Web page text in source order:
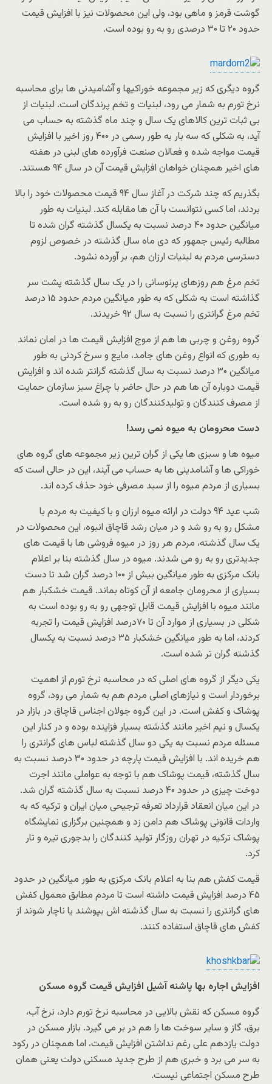
گوشت قرمز و ماهی بود، ولی این محصولات نیز با افزایش قیمت
حدود ۲۰ تا ۳۰ درصدی رو به رو بوده است.
گروه دیگری که زیر مجموعه خوراکیها و آشامیدنی ها برای محاسبه
نرخ تورم به شمار می رود، لبنیات و تخم پرندگان است. لبنیات از
بی ثبات ترین کالاهای یک سال و چند ماه گذشته به حساب می
آید، به شکلی که سه بار به طور رسمی در ۴۰۰ روز اخیر با افزایش
قیمت مواجه شده و فعالان صنعت فرآورده های لبنی در هفته
های اخیر همچنان خواهان افزایش قیمت آن در سال ۹۴ هستند.
بگذریم که چند شرکت در آغاز سال ۹۴ قیمت محصولات خود را بالا
بردند، اما کسی نتوانست با آن ها مقابله کند. لبنیات به طور
میانگین حدود ۴۰ درصد نسبت به یکسال گذشته گران شده تا
مطالبه رئیس جمهور که دی ماه سال گذشته در خصوص لزوم
دسترسی مردم به لبنیات ارزان هم، بر آورده نشود.
تخم مرغ هم روزهای پرنوسانی را در یک سال گذشته پشت سر
گذاشته است به شکلی که به طور میانگین مردم حدود ۱۵ درصد
تخم مرغ گرانتری را نسبت به سال ۹۲ خریدند.
گروه روغن و چربی ها هم از موج افزایش قیمت ها در امان نماند
به طوری که انواع روغن های جامد، مایع و سرخ کردنی به طور
میانگین ۳۰ درصد نسبت به سال گذشته گرانتر شده اند و افزایش
قیمت دوباره آن ها هم در حال حاضر با چراغ سبز سازمان حمایت
از مصرف کنندگان و تولیدکنندگان رو به رو شده است.
دست محرومان به میوه نمی رسد!
میوه ها و سبزی ها یکی از گران ترین زیر مجموعه های گروه های
خوراکی ها و آشامدینی ها به حساب می آیند، این در حالی است که
بسیاری از مردم میوه را از سبد مصرفی خود حذف کرده اند.
شب عید ۹۴ دولت در ارائه میوه ارزان و با کیفیت به مردم با
مشکل رو به رو شد و در میان رشد قاچاق انبوه، این محصولات در
یک سال گذشته، مردم هر روز در میوه فروشی ها با قیمت های
جدیدتری رو به رو می شدند. میوه در سال گذشته بنا بر اعلام
بانک مرکزی به طور میانگین بیش از ۱۰۰ درصد گران شد تا دست
بسیاری از محرومان جامعه از آن کوتاه بماند. قیمت خشکبار هم
مانند میوه با افزایش قیمت قابل توجهی رو به رو بوده است به
شکلی در بسیاری از موارد آن تا ۷۰درصد افزایش قیمت را تجربه
کردند، اما به طور میانگین خشکبار ۳۵ درصد نسبت به یکسال
گذشته گران تر شده است.
یکی دیگر از گروه های اصلی که در محاسبه نرخ تورم از اهمیت
برخوردار است و نیازهای اصلی مردم هم به شمار می رود، گروه
پوشاک و کفش است. در این گروه جولان اجناس قاچاق در بازار در
یکسال و نیم اخیر مانند گذشته بسیار فزاینده بوده و در کنار این
مسئله مردم نسبت به یکی دو سال گذشته لباس های گرانتری را
هم خریده اند. با افزایش قیمت پارچه در حدود ۳۰ درصد نسبت به
سال گذشته، قیمت پوشاک هم با توجه به عواملی مانند اجرت
دوخت چیزی در حدود ۴۰ درصد نسبت به سال گذشته گران شد.
در این میان انعقاد قرارداد تعرفه ترجیحی میان ایران و ترکیه که به
واردات قانونی پوشاک هم دامن زد و همچنین برگزاری نمایشگاه
پوشاک ترکیه در تهران روزگار تولید کنندگان را بدجوری تیره و تار
کرد.
قیمت کفش هم بنا به اعلام بانک مرکزی به طور میانگین در حدود
۴۵ درصد افزایش قیمت داشته است تا مردم مطابق معمول کفش
های گرانتری را نسبت به سال گذشته اش بپوشند یا ناچار شوند از
کفش های قاچاق استفاده کنند.
افزایش اجاره بها پاشنه آشیل افزایش قیمت گروه مسکن
گروه مسکن که نقش بالایی در محاسبه نرخ تورم دارد، نرخ آب،
برق، گاز و سایر سوخت ها را هم در بر می گیرد. بازار مسکن در
دولت یازدهم علی رغم نداشتن افزایش قیمت، اما همچنان در رکود
به سر می برد و خبری هم از طرح جدید مسکنی دولت یعنی همان
طرح مسکن اجتماعی نیست.